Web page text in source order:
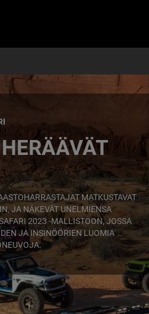
MATKUSTAVAT
JA NÄKEVÄT UNELMIENSA
2023 -MALLISTOON, JOSSA
JA INSINÖÖRIEN LUOMIA